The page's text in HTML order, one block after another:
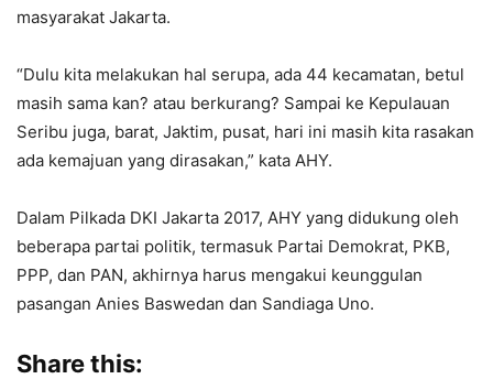
masyarakat Jakarta.
“Dulu kita melakukan hal serupa, ada 44 kecamatan, betul
masih sama kan? atau berkurang? Sampai ke Kepulauan
Seribu juga, barat, Jaktim, pusat, hari ini masih kita rasakan
ada kemajuan yang dirasakan,” kata AHY.
Dalam Pilkada DKI Jakarta 2017, AHY yang didukung oleh
beberapa partai politik, termasuk Partai Demokrat, PKB,
PPP, dan PAN, akhirnya harus mengakui keunggulan
pasangan Anies Baswedan dan Sandiaga Uno.
Share this: